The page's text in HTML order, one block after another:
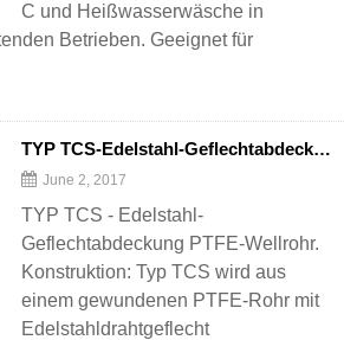
C und Heißwasserwäsche in
Betrieben. Geeignet für
TYP TCS-Edelstahl-Geflechtabdeckung Gewölbtes PTFE-Rohr
June 2, 2017
TYP TCS - Edelstahl-
Geflechtabdeckung PTFE-Wellrohr.
Konstruktion: Typ TCS wird aus
einem gewundenen PTFE-Rohr mit
Edelstahldrahtgeflecht